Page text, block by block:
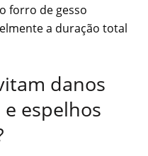
forro de gesso
a duração total
danos
espelhos